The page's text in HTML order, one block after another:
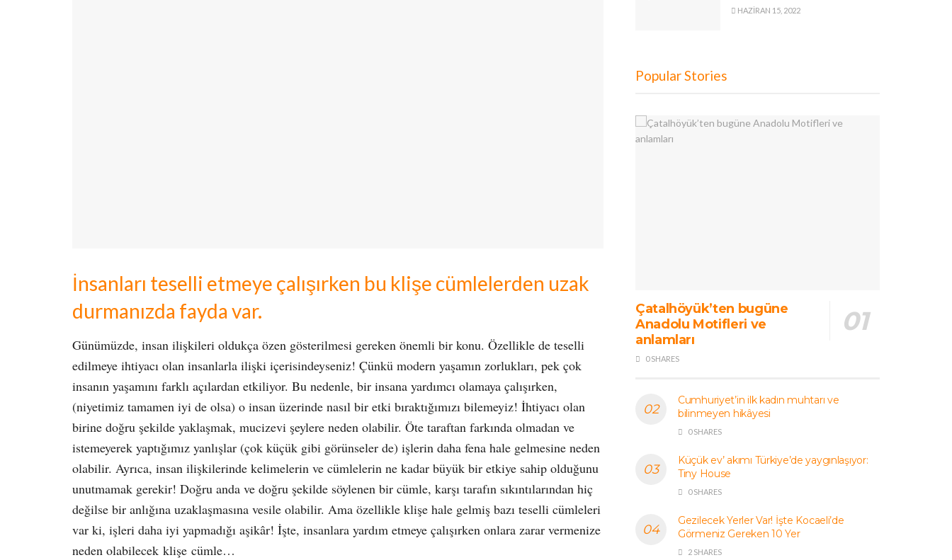
İnsanları teselli etmeye çalışırken bu klişe cümlelerden uzak
durmanızda fayda var.
Günümüzde, insan ilişkileri oldukça özen gösterilmesi gereken önemli bir konu. Özellikle de teselli
edilmeye ihtiyacı olan insanlarla ilişki içerisindeyseniz! Çünkü modern yaşamın zorlukları, pek çok
insanın yaşamını farklı açılardan etkiliyor. Bu nedenle, bir insana yardımcı olamaya çalışırken,
(niyetimiz tamamen iyi de olsa) o insan üzerinde nasıl bir etki bıraktığımızı bilemeyiz! İhtiyacı olan
birine doğru şekilde yaklaşmak, mucizevi şeylere neden olabilir. Öte taraftan farkında olmadan ve
istemeyerek yaptığımız yanlışlar (çok küçük gibi görünseler de) işlerin daha fena hale gelmesine neden
olabilir. Ayrıca, insan ilişkilerinde kelimelerin ve cümlelerin ne kadar büyük bir etkiye sahip olduğunu
unutmamak gerekir! Doğru anda ve doğru şekilde söylenen bir cümle, karşı tarafın sıkıntılarından hiç
değilse bir anlığına uzaklaşmasına vesile olabilir. Ama özellikle klişe hale gelmiş bazı teselli cümleleri
var ki, işleri daha iyi yapmadığı aşikâr! İşte, insanlara yardım etmeye çalışırken onlara zarar vermenize
neden olabilecek klişe cümle…
HAZIRAN 15, 2022
Popular Stories
Çatalhöyük’ten bugüne
Anadolu Motifleri ve
anlamları
0 SHARES
Cumhuriyet’in ilk kadın muhtarı ve
bilinmeyen hikâyesi
0 SHARES
Küçük ev’ akımı Türkiye’de yaygınlaşıyor:
Tiny House
0 SHARES
Gezilecek Yerler Var! İşte Kocaeli’de
Görmeniz Gereken 10 Yer
2 SHARES